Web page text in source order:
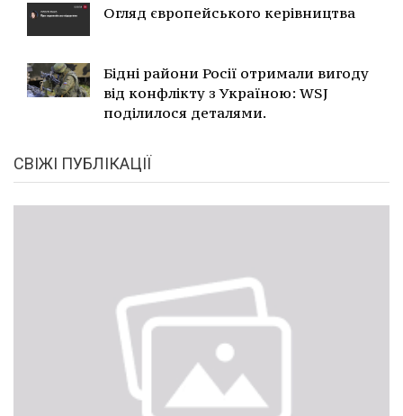
Огляд європейського керівництва
Бідні райони Росії отримали вигоду
від конфлікту з Україною: WSJ
поділилося деталями.
СВІЖІ ПУБЛІКАЦІЇ